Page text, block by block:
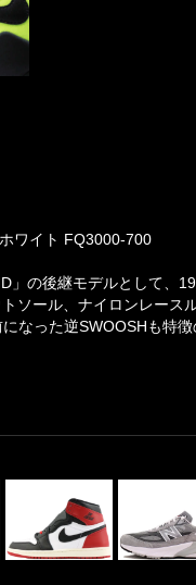
ワイト FQ3000-700
」の後継モデルとして、
ソール、ナイロンレース
なった逆SWOOSHも特